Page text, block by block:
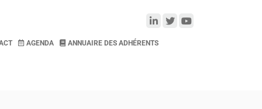
AGENDA ANNUAIRE DES ADHÉRENTS